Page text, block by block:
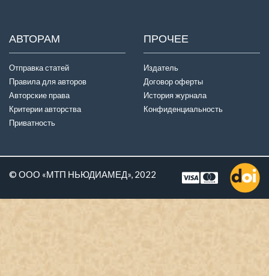
АВТОРАМ
Отправка статей
Правила для авторов
Авторские права
Критерии авторства
Приватность
ПРОЧЕЕ
Издатель
Договор оферты
История журнала
Конфиденциальность
© ООО «МТП НЬЮДИАМЕД», 2022